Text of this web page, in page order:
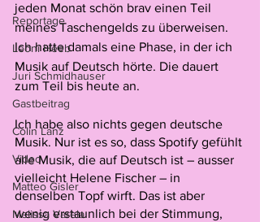
Reportage
Leoni Heeb
Juri Schmidhauser
Gastbeitrag
Colin Lanz
Video
Matteo Gisler
Melissa Varela
jeden Monat schön brav einen Teil
meines Taschengelds zu überweisen.
Ich hatte damals eine Phase, in der ich
Musik auf Deutsch hörte. Die dauert
zum Teil bis heute an.
Ich habe also nichts gegen deutsche
Musik. Nur ist es so, dass Spotify gefühlt
alle Musik, die auf Deutsch ist – ausser
vielleicht Helene Fischer – in
denselben Topf wirft. Das ist aber
wenig erstaunlich bei der Stimmung,